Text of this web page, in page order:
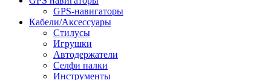
GPS-навигаторы
Кабели/Аксессуары
Стилусы
Игрушки
Автодержатели
Селфи палки
Инструменты